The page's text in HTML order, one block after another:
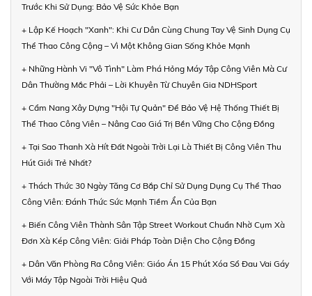
Trước Khi Sử Dụng: Bảo Vệ Sức Khỏe Bạn
+ Lập Kế Hoạch "Xanh": Khi Cư Dân Cùng Chung Tay Vệ Sinh Dụng Cụ
Thể Thao Công Cộng – Vì Một Không Gian Sống Khỏe Mạnh
+ Những Hành Vi "Vô Tình" Làm Phá Hỏng Máy Tập Công Viên Mà Cư
Dân Thường Mắc Phải – Lời Khuyên Từ Chuyên Gia NDHSport
+ Cẩm Nang Xây Dựng "Hội Tự Quản" Để Bảo Vệ Hệ Thống Thiết Bị
Thể Thao Công Viên – Nâng Cao Giá Trị Bền Vững Cho Cộng Đồng
+ Tại Sao Thanh Xà Hít Đất Ngoài Trời Lại Là Thiết Bị Công Viên Thu
Hút Giới Trẻ Nhất?
+ Thách Thức 30 Ngày Tăng Cơ Bắp Chỉ Sử Dụng Dụng Cụ Thể Thao
Công Viên: Đánh Thức Sức Mạnh Tiềm Ẩn Của Bạn
+ Biến Công Viên Thành Sân Tập Street Workout Chuẩn Nhờ Cụm Xà
Đơn Xà Kép Công Viên: Giải Pháp Toàn Diện Cho Cộng Đồng
+ Dân Văn Phòng Ra Công Viên: Giáo Án 15 Phút Xóa Sổ Đau Vai Gáy
Với Máy Tập Ngoài Trời Hiệu Quả